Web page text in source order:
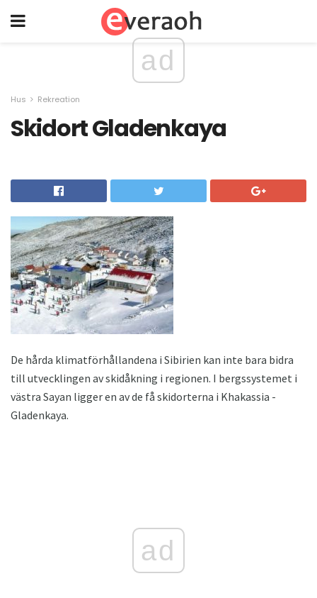
ad
Hus Rekreation
Skidort Gladenkaya
De hårda klimatförhållandena i Sibirien kan inte bara bidra
till utvecklingen av skidåkning i regionen. I bergssystemet i
västra Sayan ligger en av de få skidorterna i Khakassia -
Gladenkaya.
ad